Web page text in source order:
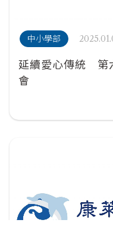
中小學部
延續愛心傳統 第
會